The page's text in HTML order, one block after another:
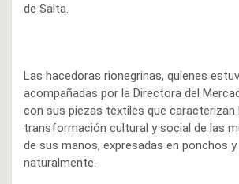
de Salta.
Las hacedoras rionegrinas, quienes
acompañadas por la Directora del
con sus piezas textiles que caracterizan
transformación cultural y social de las
de sus manos, expresadas en ponchos
naturalmente.